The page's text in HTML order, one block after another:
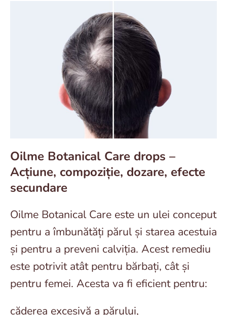
Oilme Botanical Care drops –
Acțiune, compoziție, dozare, efecte
secundare
Oilme Botanical Care este un ulei conceput
pentru a îmbunătăți părul și starea acestuia
și pentru a preveni calviția. Acest remediu
este potrivit atât pentru bărbați, cât și
pentru femei. Acesta va fi eficient pentru:
căderea excesivă a părului,